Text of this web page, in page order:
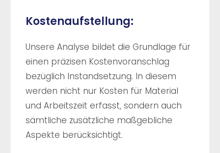
Kostenaufstellung:
Unsere Analyse bildet die Grundlage für
einen präzisen Kostenvoranschlag
bezüglich Instandsetzung. In diesem
werden nicht nur Kosten für Material
und Arbeitszeit erfasst, sondern auch
sämtliche zusätzliche maßgebliche
Aspekte berücksichtigt.